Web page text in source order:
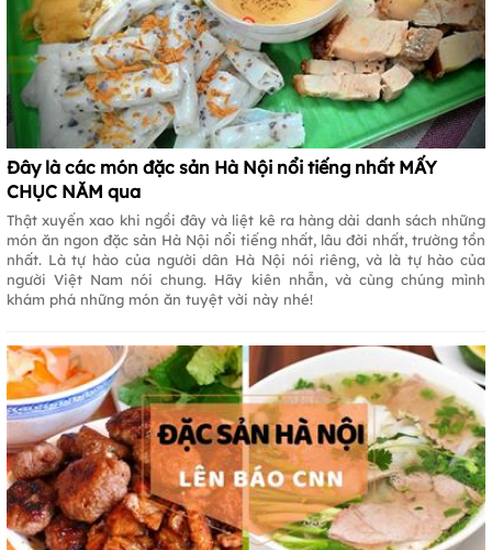
Đây là các món đặc sản Hà Nội nổi tiếng nhất MẤY
CHỤC NĂM qua
Thật xuyến xao khi ngồi đây và liệt kê ra hàng dài danh sách những
món ăn ngon đặc sản Hà Nội nổi tiếng nhất, lâu đời nhất, trường tồn
nhất. Là tự hào của người dân Hà Nội nói riêng, và là tự hào của
người Việt Nam nói chung. Hãy kiên nhẫn, và cùng chúng mình
khám phá những món ăn tuyệt vời này nhé!